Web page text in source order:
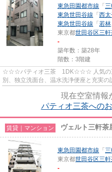
東急田園都市線 「 三
東急世田谷線 「 西
東急世田谷線 「 若林
東京都世田谷区三軒
-
築年数：築28年
階数：3階建
☆☆☆パティオ三茶 1DK☆☆☆ 人気の三
別、独立洗面台、温水洗浄便座と充実
現在空室情報
パティオ三茶への
賃貸｜マンション ヴェルト三軒茶
東急田園都市線 「 三
東京都世田谷区三軒
-